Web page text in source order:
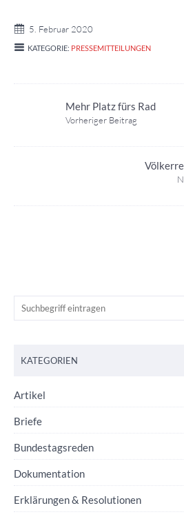
5. Februar 2020
KATEGORIE: PRESSEMITTEILUNGEN
Mehr Platz fürs Rad
Vorheriger Beitrag
KATEGORIEN
Artikel
Briefe
Bundestagsreden
Dokumentation
Erklärungen & Resolutionen